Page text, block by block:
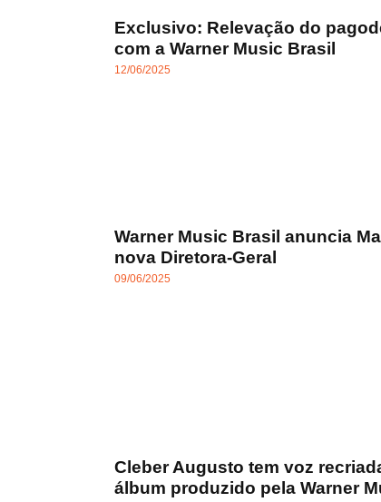
Exclusivo: Relevação do
com a Warner Music Brasil
12/06/2025
Warner Music Brasil anuncia
nova Diretora-Geral
09/06/2025
Cleber Augusto tem voz
álbum produzido pela Warner